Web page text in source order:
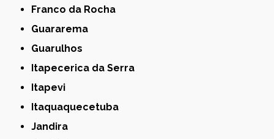
Franco da Rocha
Guararema
Guarulhos
Itapecerica da Serra
Itapevi
Itaquaquecetuba
Jandira